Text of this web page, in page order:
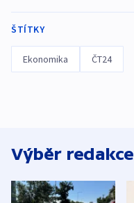
ŠTÍTKY
Ekonomika ČT24
Výběr redakce